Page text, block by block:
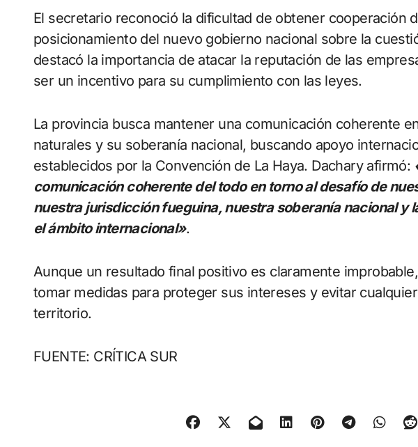
El secretario reconoció la dificultad de obtener cooperación
posicionamiento del nuevo gobierno nacional sobre la
destacó la importancia de atacar la reputación de las
ser un incentivo para su cumplimiento con las leyes.
La provincia busca mantener una comunicación coherente
naturales y su soberanía nacional, buscando apoyo
establecidos por la Convención de La Haya. Dachary afirmó:
comunicación coherente del todo en torno al desafío de
nuestra jurisdicción fueguina, nuestra soberanía nacional y
el ámbito internacional».
Aunque un resultado final positivo es claramente
tomar medidas para proteger sus intereses y evitar
territorio.
FUENTE: CRÍTICA SUR